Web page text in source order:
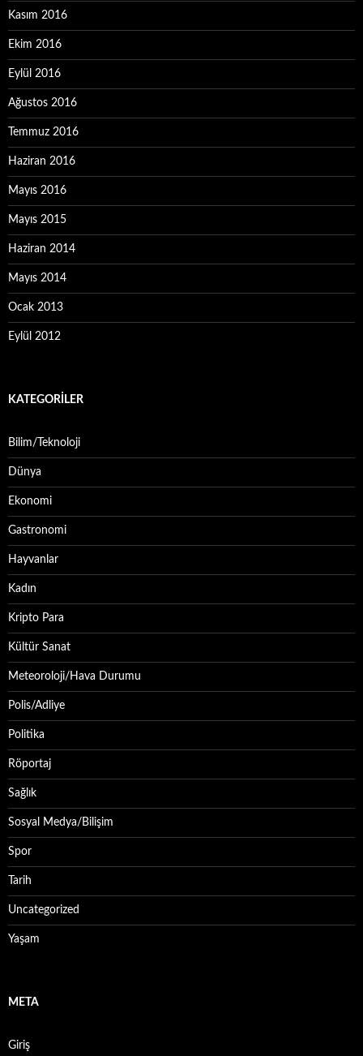
Kasım 2016
Ekim 2016
Eylül 2016
Ağustos 2016
Temmuz 2016
Haziran 2016
Mayıs 2016
Mayıs 2015
Haziran 2014
Mayıs 2014
Ocak 2013
Eylül 2012
KATEGORILER
Bilim/Teknoloji
Dünya
Ekonomi
Gastronomi
Hayvanlar
Kadın
Kripto Para
Kültür Sanat
Meteoroloji/Hava Durumu
Polis/Adliye
Politika
Röportaj
Sağlık
Sosyal Medya/Bilişim
Spor
Tarih
Uncategorized
Yaşam
META
Giriş